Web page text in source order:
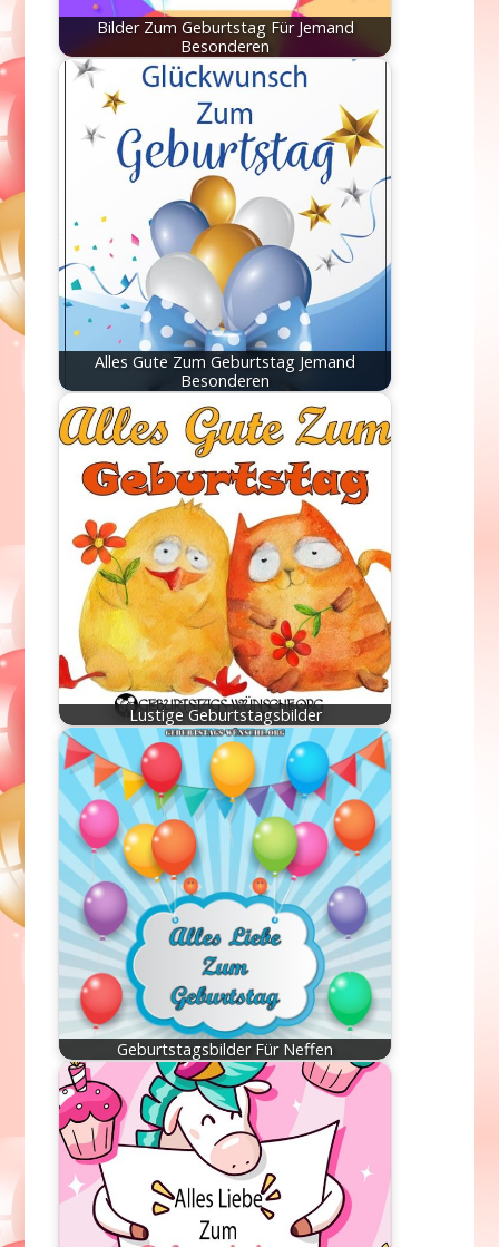
Bilder Zum Geburtstag Für Jemand
Besonderen
Alles Gute Zum Geburtstag Jemand
Besonderen
Lustige Geburtstagsbilder
Geburtstagsbilder Für Neffen